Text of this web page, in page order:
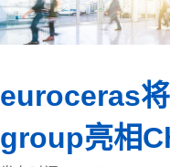
euroceras
group亮相